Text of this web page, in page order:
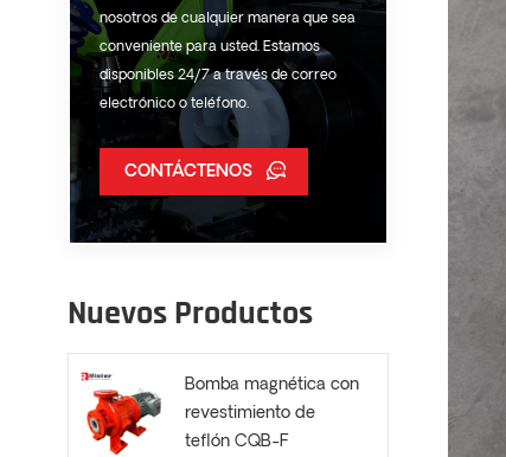
nosotros de cualquier manera que sea
conveniente para usted. Estamos
disponibles 24/7 a través de correo
electrónico o teléfono.
CONTÁCTENOS
Nuevos Productos
Bomba magnética con
revestimiento de
teflón CQB-F